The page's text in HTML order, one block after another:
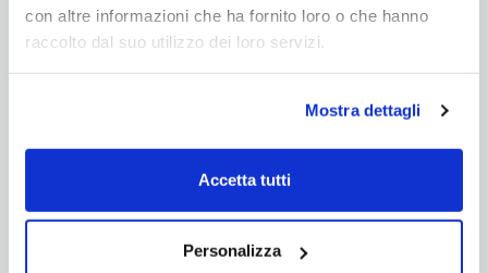
con altre informazioni che ha fornito loro o che hanno
raccolto dal suo utilizzo dei loro servizi.
Mostra dettagli
Accetta tutti
Personalizza